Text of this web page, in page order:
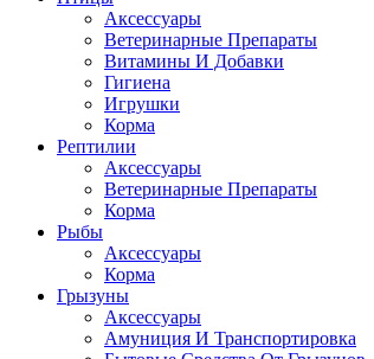
Аксессуары
Ветеринарные Препараты
Витамины И Добавки
Гигиена
Игрушки
Корма
Рептилии
Аксессуары
Ветеринарные Препараты
Корма
Рыбы
Аксессуары
Корма
Грызуны
Аксессуары
Амуниция И Транспортировка